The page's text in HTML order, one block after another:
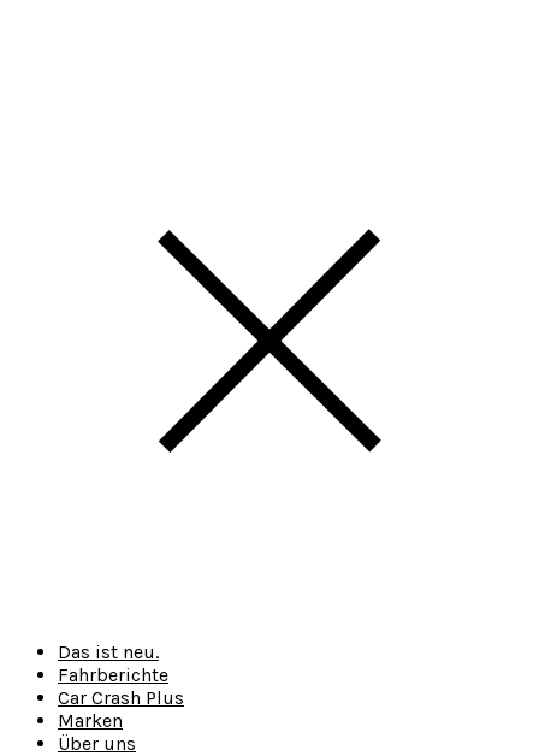
Das ist neu.
Fahrberichte
Car Crash Plus
Marken
Über uns